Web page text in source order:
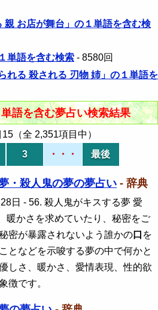
親 お店が舞台」の１単語を含む検
単語を含む検索 - 8580回
れる 殺される 刃物 姉」の１単語を
語を含む夢占い検索結果
（全 2,351項目中）
3 ・・・ 最後
・殺人鬼の夢の夢占い - 辞典
日 - 56. 殺人鬼がキスする夢 愛
暖かさを求めていたり、秘密をご
密が暴露されないよう誰かの口 を
となどを示唆する夢の中で何かと
しさ、暖かさ、愛情表現、性的欲
徴です。